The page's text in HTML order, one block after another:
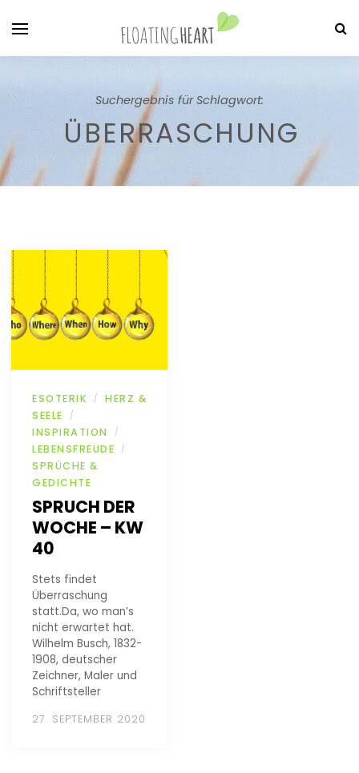
Suchergebnis für Schlagwort:
ÜBERRASCHUNG
ESOTERIK /
HERZ &
SEELE
/
INSPIRATION /
LEBENSFREUDE /
SPRÜCHE &
GEDICHTE
SPRUCH DER
WOCHE – KW
40
Stets findet
Überraschung
statt.Da, wo man’s
nicht erwartet hat.
Wilhelm Busch, 1832-
1908, deutscher
Zeichner, Maler und
Schriftsteller
27. SEPTEMBER 2020